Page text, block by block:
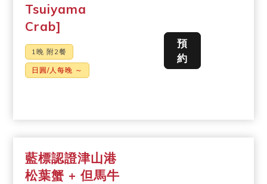
Tsuiyama
Crab]
1晚 附2餐
日圓/人每晚 ～
預
約
藍標認證津山港
松葉蟹 + 但馬牛